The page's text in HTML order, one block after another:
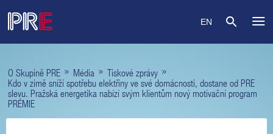
EN
O Skupině PRE » Média » Tiskové zprávy »
Kdo v zimě sníží spotřebu elektřiny ve své domácnosti, dostane od PRE
slevu. Pražská energetika nabízí svým klientům nový motivační program
PRÉMIE